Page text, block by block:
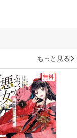
もっと見る
無料